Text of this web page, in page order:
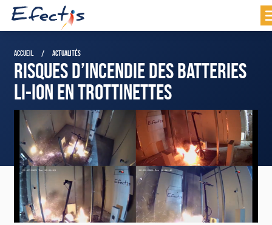
ACCUEIL ACTUALITÉS
RISQUES D’INCENDIE DES BATTERIES
LI-ION EN TROTTINETTES